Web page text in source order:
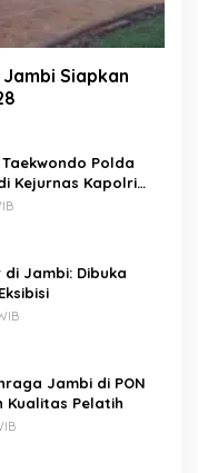
Siapkan
Polda
Kejurnas Kapolri
di Jambi: Dibuka
Jambi di PON
Kualitas Pelatih